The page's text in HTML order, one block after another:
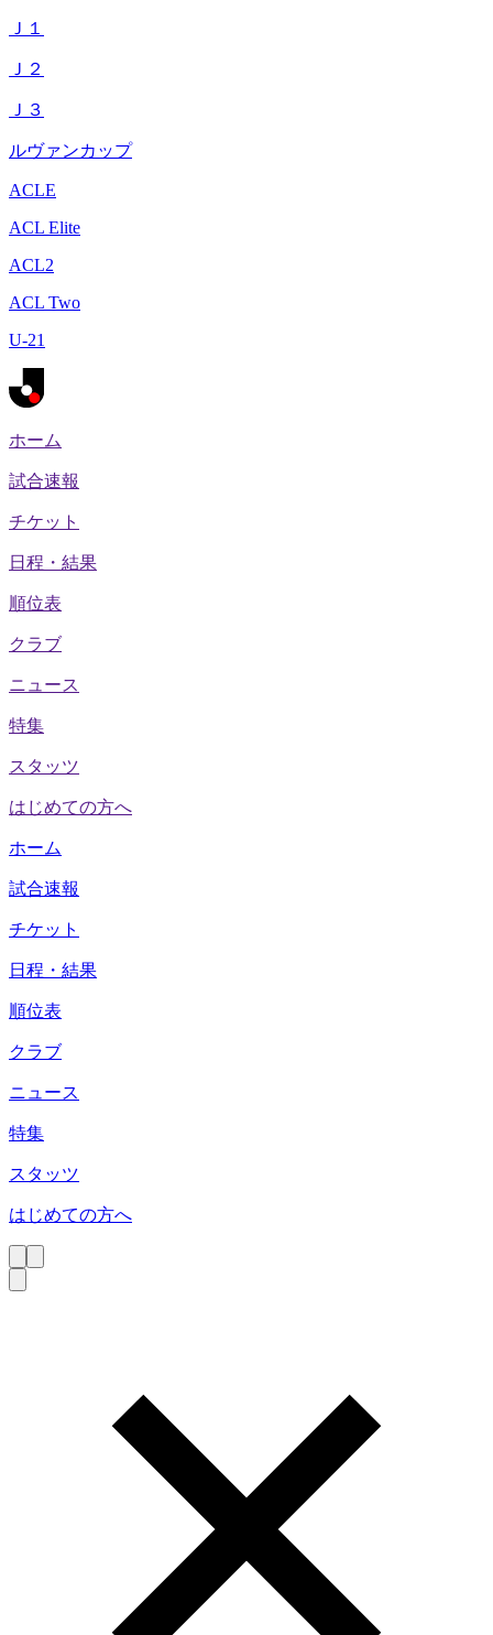
Ｊ１
Ｊ２
Ｊ３
ルヴァンカップ
ACLE
ACL Elite
ACL2
ACL Two
U-21
ホーム
試合速報
チケット
日程・結果
順位表
クラブ
ニュース
特集
スタッツ
はじめての方へ
ホーム
試合速報
チケット
日程・結果
順位表
クラブ
ニュース
特集
スタッツ
はじめての方へ